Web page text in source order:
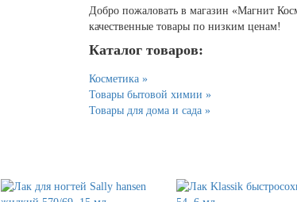
Добро пожаловать в магазин «Магнит
качественные товары по низким ценам!
Каталог товаров:
Косметика »
Товары бытовой химии »
Товары для дома и сада »